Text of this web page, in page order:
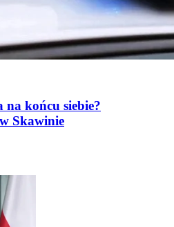
na końcu siebie?
Skawinie